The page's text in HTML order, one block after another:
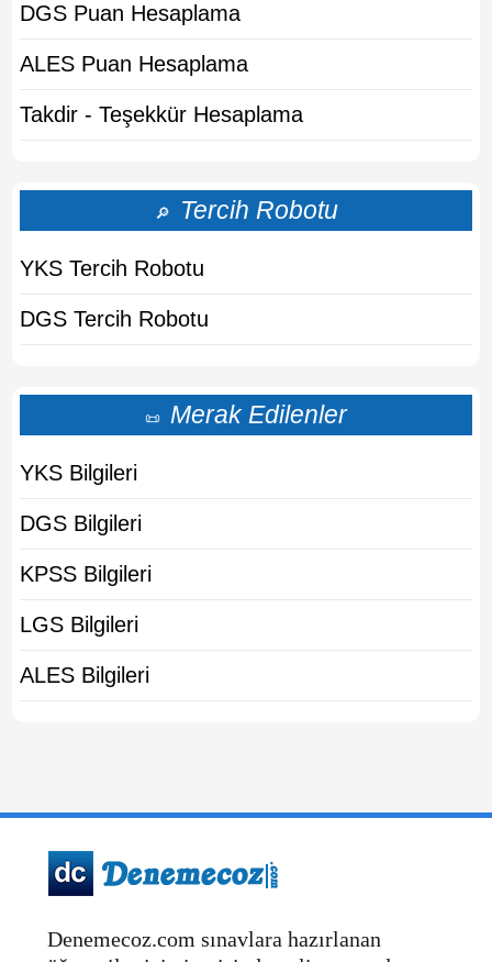
DGS Puan Hesaplama
ALES Puan Hesaplama
Takdir - Teşekkür Hesaplama
🔎 Tercih Robotu
YKS Tercih Robotu
DGS Tercih Robotu
📜 Merak Edilenler
YKS Bilgileri
DGS Bilgileri
KPSS Bilgileri
LGS Bilgileri
ALES Bilgileri
Denemecoz.com sınavlara hazırlanan